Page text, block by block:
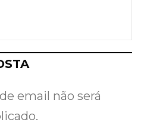
email não será